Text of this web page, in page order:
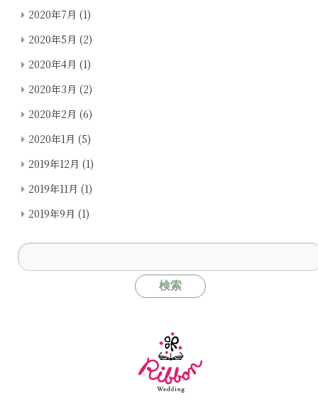
2020年7月 (1)
2020年5月 (2)
2020年4月 (1)
2020年3月 (2)
2020年2月 (6)
2020年1月 (5)
2019年12月 (1)
2019年11月 (1)
2019年9月 (1)